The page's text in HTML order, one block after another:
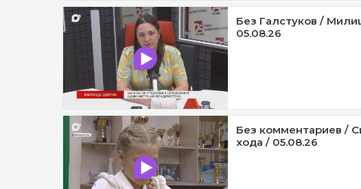
Без Галстуков /
05.08.26
Без комментариев /
хода / 05.08.26